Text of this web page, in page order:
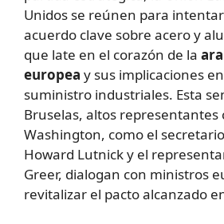
Unidos se reúnen para
acuerdo clave sobre acero y
que late en el corazón de la
europea y sus implicaciones
suministro industriales. Esta
Bruselas, altos representantes
Washington, como el
Howard Lutnick y el
Greer, dialogan con ministros
revitalizar el pacto alcanzado